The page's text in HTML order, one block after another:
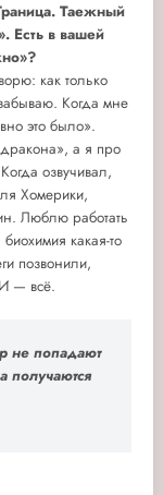
Таежный
Есть в вашей
как только
Когда мне
это было».
а я про
озвучивал,
Хомерики,
Люблю работать
какая-то
позвонили,
И — всё.
не попадают
получаются